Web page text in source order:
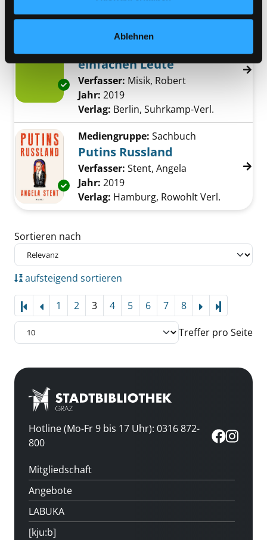
Ablehnen
Reihe:Baedeker
Exemplar-Details von Die falschen Freunde
Mediengruppe:
einfachen Leute
Verfasser: Misik, Robert
Jahr: 2019
Verlag: Berlin, Suhrkamp-Verl.
Exemplar-Details von Putins Russland
Mediengruppe: Sachbuch
Putins Russland
Verfasser: Stent, Angela Suche nach
Jahr: 2019
Verlag: Hamburg, Rowohlt Verl.
Zu den Suchfiltern springen
Sortieren nach
aufsteigend sortieren
1 2 3 4 5 6 7 8
Treffer pro Seite
Hotline (Mo-Fr 9 bis 17 Uhr): 0316 872-
800
Mitgliedschaft
Angebote
LABUKA
[kju:b]